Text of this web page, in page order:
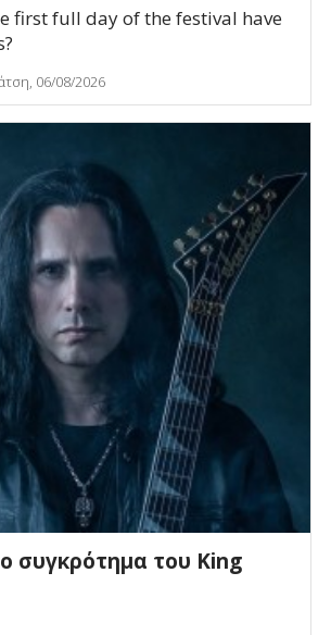
first full day of the festival have
06/08/2026
συγκρότημα του King